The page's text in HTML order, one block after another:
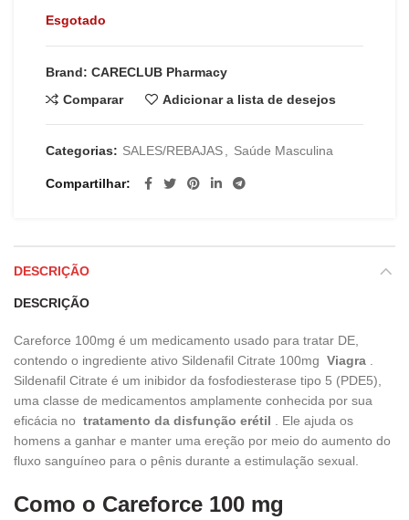
original
era:
€75.00.
é:
€65.00.
Esgotado
Brand: CARECLUB Pharmacy
Comparar
Adicionar a lista de desejos
Categorias: SALES/REBAJAS Saúde Masculina
Compartilhar
DESCRIÇÃO
DESCRIÇÃO
Careforce 100mg é um medicamento usado para tratar DE,
contendo o ingrediente ativo Sildenafil Citrate 100mg Viagra
Sildenafil Citrate é um inibidor da fosfodiesterase tipo 5 (PDE5),
uma classe de medicamentos amplamente conhecida por sua
eficácia no tratamento da disfunção erétil . Ele ajuda os
homens a ganhar e manter uma ereção por meio do aumento do
fluxo sanguíneo para o pênis durante a estimulação sexual.
Como o Careforce 100 mg